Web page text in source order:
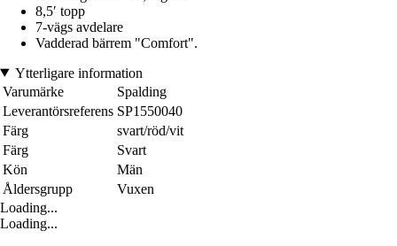
8,5′ topp
7-vägs avdelare
Vadderad bärrem "Comfort".
Ytterligare information
Varumärke
Spalding
Leverantörsreferens SP1550040
Färg
svart/röd/vit
Färg
Svart
Kön
Män
Åldersgrupp
Vuxen
Loading...
Loading...